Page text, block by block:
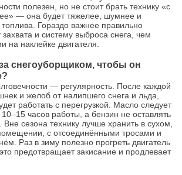
полезен, но не стоит брать технику «с
— она будет тяжелее, шумнее и
Гораздо важнее правильно
и систему выброса снега, чем
на наклейке двигателя.
снегоуборщиком, чтобы он
— регулярность. После каждой
и желоб от налипшего снега и льда,
работать с перегрузкой. Масло следует
часов работы, а бензин не оставлять
Вне сезона технику лучше хранить в сухом,
с отсоединёнными тросами и
Раз в зиму полезно прогреть двигатель
предотвращает закисание и продлевает